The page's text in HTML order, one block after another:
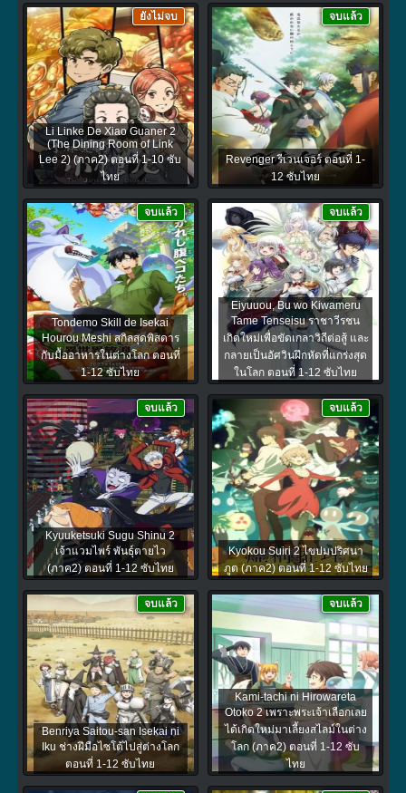
Li Linke De Xiao Guaner 2
(The Dining Room of Link
Lee 2) (ภาค2) ตอนที่ 1-10 ซับ
ไทย
ยังไม่จบ
Revenger รีเวนเจอร์ ตอนที่ 1-
12 ซับไทย
จบแล้ว
Tondemo Skill de Isekai
Hourou Meshi สกิลสุดพิสดาร
กับมื้ออาหารในต่างโลก ตอนที่
1-12 ซับไทย
จบแล้ว
Eiyuuou, Bu wo Kiwameru
Tame Tenseisu ราชาวีรชน
เกิดใหม่เพื่อขัดเกลาวิถีต่อสู้ และ
กลายเป็นอัศวินฝึกหัดที่แกร่งสุด
ในโลก ตอนที่ 1-12 ซับไทย
จบแล้ว
Kyuuketsuki Sugu Shinu 2
เจ้าแวมไพร์ พันธุ์ตายไว
(ภาค2) ตอนที่ 1-12 ซับไทย
จบแล้ว
Kyokou Suiri 2 ไขปมปริศนา
ภูต (ภาค2) ตอนที่ 1-12 ซับไทย
จบแล้ว
Benriya Saitou-san Isekai ni
Iku ช่างฝีมือไซโต้ไปสู่ต่างโลก
ตอนที่ 1-12 ซับไทย
จบแล้ว
Kami-tachi ni Hirowareta
Otoko 2 เพราะพระเจ้าเลือกเลย
ได้เกิดใหม่มาเลี้ยงสไลม์ในต่าง
โลก (ภาค2) ตอนที่ 1-12 ซับ
ไทย
จบแล้ว